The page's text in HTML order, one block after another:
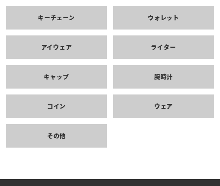
キーチェーン ウォレット
アイウェア ライター
キャップ 腕時計
コイン ウェア
その他